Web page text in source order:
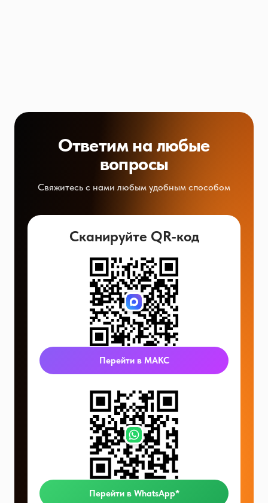
Ответим на любые
вопросы
Свяжитесь с нами любым удобным способом
Сканируйте QR-код
Перейти в МАКС
Перейти в WhatsApp*